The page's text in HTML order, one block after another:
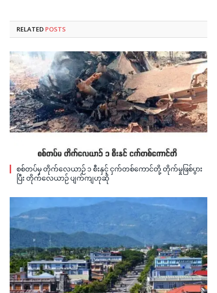
RELATED POSTS
စစ်တပ်မှ တိုက်လေယာဉ် ၁ စီးနှင့် ငှက်တစ်ကောင်တို့ တိုက်မှုဖြစ်ပွား
ပြီး တိုက်လေယာဉ် ပျက်ကျဟုဆို